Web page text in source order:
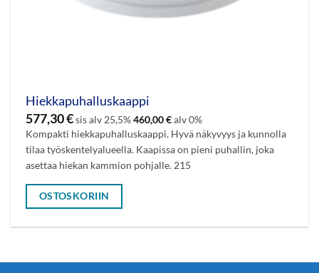
Hiekkapuhalluskaappi
577,30€sis alv 25,5%460,00€alv 0%
Kompakti hiekkapuhalluskaappi. Hyvä näkyvyys ja kunnolla
tilaa työskentelyalueella. Kaapissa on pieni puhallin, joka
asettaa hiekan kammion pohjalle. 215
OSTOSKORIIN